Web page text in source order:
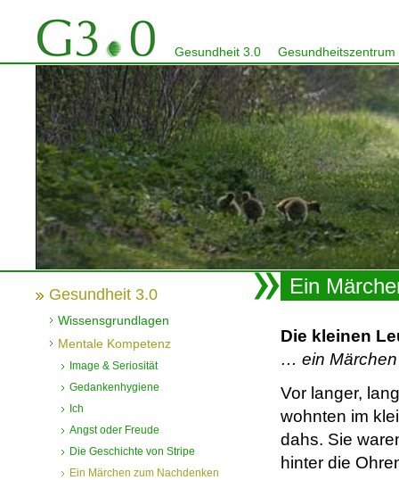
Gesundheit 3.0 Gesundheitszentrum
Gesundheit 3.0
Wissensgrundlagen
Mentale Kompetenz
Image & Seriosität
Gedankenhygiene
Ich
Angst oder Freude
Die Geschichte von Stripe
Ein Märchen zum Nachdenken
Ein
Die kleinen
… ein
Vor langer,
wohnten im
dahs. Sie
hinter die